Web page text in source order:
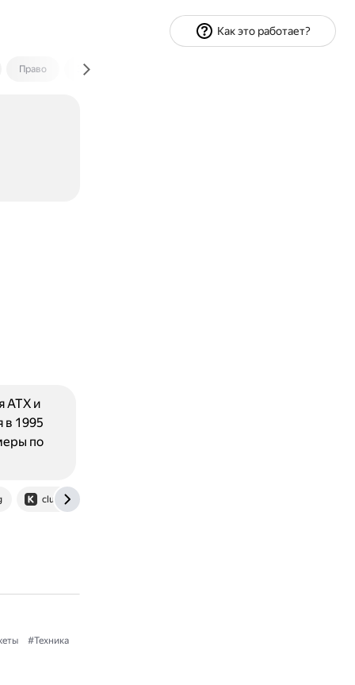
Право Экономика и финансы
club.dns-shop.ru
ATX и
в 1995
по
#Техника
Как это работает?